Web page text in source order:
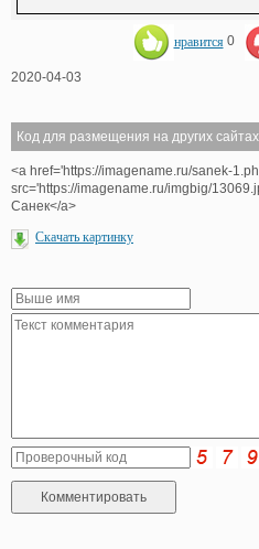
нравится 0
2020-04-03
Код для размещения на других сайтах
<a href='https://imagename.ru/sanek-
src='https://imagename.ru/imgbig/
Санек</a>
Скачать картинку